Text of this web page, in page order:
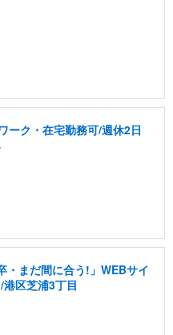
ーク・在宅勤務可/週休2日
・まだ間に合う!」WEBサイ
区芝浦3丁目